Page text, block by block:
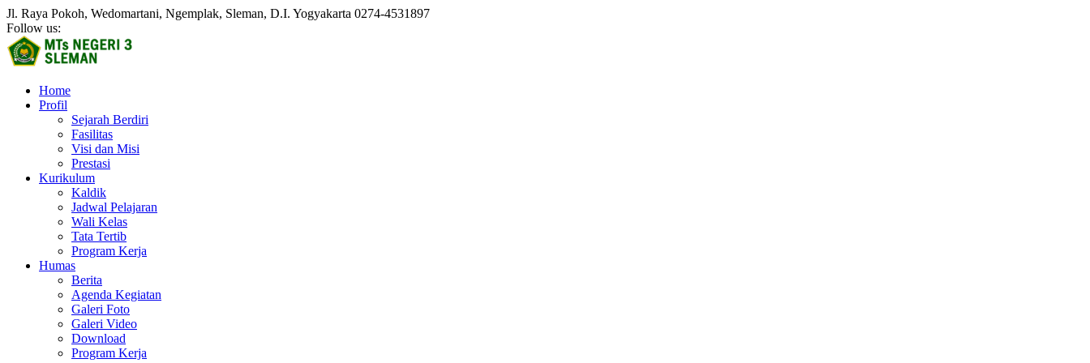
Jl. Raya Pokoh, Wedomartani, Ngemplak, Sleman, D.I. Yogyakarta 0274-4531897
Follow us:
Home
Profil
Sejarah Berdiri
Fasilitas
Visi dan Misi
Prestasi
Kurikulum
Kaldik
Jadwal Pelajaran
Wali Kelas
Tata Tertib
Program Kerja
Humas
Berita
Agenda Kegiatan
Galeri Foto
Galeri Video
Download
Program Kerja